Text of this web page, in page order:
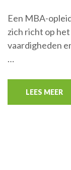
Een MBA-
zich richt op
vaardigheden
…
LEES MEER